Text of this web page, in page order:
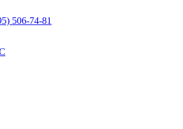
506-74-81